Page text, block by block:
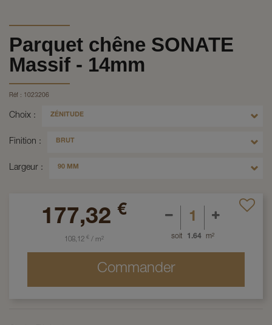
Parquet chêne SONATE
Massif - 14mm
Réf : 1023206
Choix ZÉNITUDE
Finition BRUT
Largeur 90 MM
177,32 €
108,12 €/ m² soit 1.64 m²
Commander